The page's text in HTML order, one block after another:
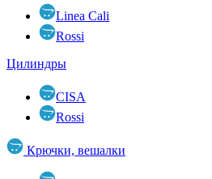
Linea Cali
Rossi
Цилиндры
CISA
Rossi
Крючки, вешалки